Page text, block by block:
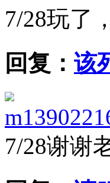
7/28玩了
回复： 该
7/28谢谢